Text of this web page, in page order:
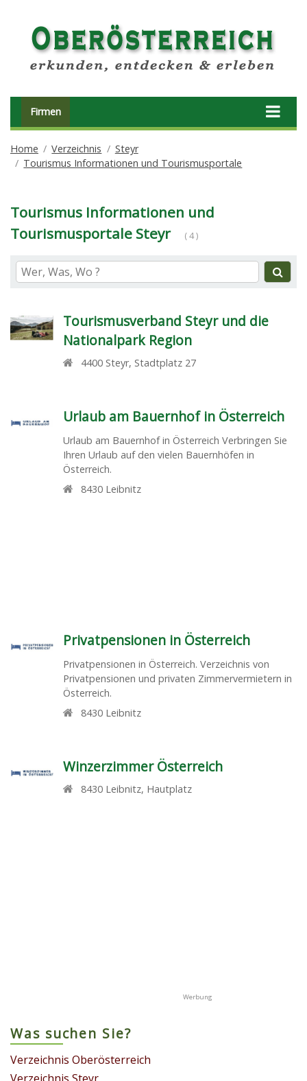
Firmen
Home Verzeichnis
Steyr
Tourismus Informationen und Tourismusportale
Tourismus Informationen und
Tourismusportale Steyr
( 4 )
Tourismusverband Steyr und die
Nationalpark Region
4400 Steyr, Stadtplatz 27
Urlaub am Bauernhof in Österreich
Urlaub am Bauernhof in Österreich Verbringen Sie
Ihren Urlaub auf den vielen Bauernhöfen in
Österreich.
8430 Leibnitz
Privatpensionen in Österreich
Privatpensionen in Österreich. Verzeichnis von
Privatpensionen und privaten Zimmervermietern in
Österreich.
8430 Leibnitz
Winzerzimmer Österreich
8430 Leibnitz, Hautplatz
Was suchen Sie?
Verzeichnis Oberösterreich